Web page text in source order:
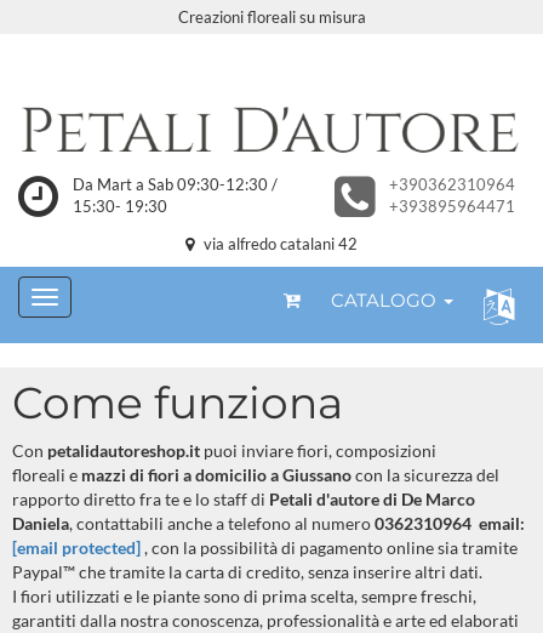
Creazioni floreali su misura
Da Mart a Sab 09:30-12:30 /
15:30- 19:30
+390362310964
+393895964471
via alfredo catalani 42
CATALOGO
Come funziona
Con petalidautoreshop.it puoi inviare fiori, composizioni
floreali e mazzi di fiori a domicilio a Giussanocon la sicurezza del
rapporto diretto fra te e lo staff di Petali d'autore di De Marco
Daniela, contattabili anche a telefono al numero0362310964 email:
[email protected], con la possibilità di pagamento online sia tramite
Paypal™ che tramite la carta di credito, senza inserire altri dati.
I fiori utilizzati e le piante sono di prima scelta, sempre freschi,
garantiti dalla nostra conoscenza, professionalità e arte ed elaborati